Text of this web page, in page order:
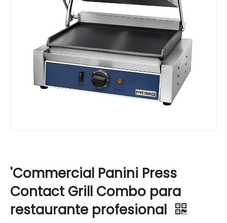
'Commercial Panini Press
Contact Grill Combo para
restaurante profesional